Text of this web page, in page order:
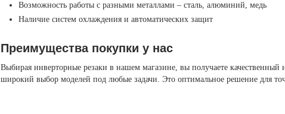
Возможность работы с разными металлами – сталь, алюминий, медь
Наличие систем охлаждения и автоматических защит
Преимущества покупки у нас
Выбирая инверторные резаки в нашем магазине, вы получаете
широкий выбор моделей под любые задачи. Это оптимальное решение для